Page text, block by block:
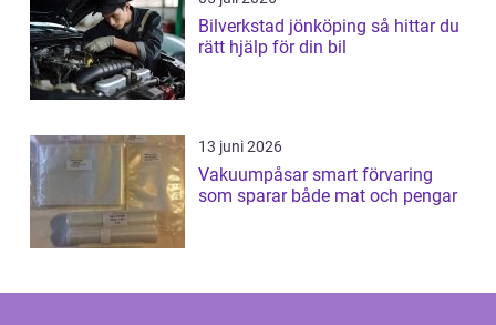
Bilverkstad jönköping så hittar du
rätt hjälp för din bil
13 juni 2026
Vakuumpåsar smart förvaring
som sparar både mat och pengar